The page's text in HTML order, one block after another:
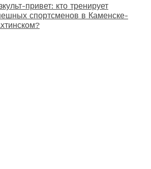
привет: кто тренирует
спортсменов в Каменске-